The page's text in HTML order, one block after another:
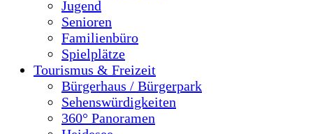
Jugend
Senioren
Familienbüro
Spielplätze
Tourismus & Freizeit
Bürgerhaus / Bürgerpark
Sehenswürdigkeiten
360° Panoramen